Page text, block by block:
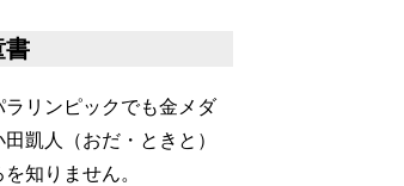
書
リンピックでも金メダ
凱人（おだ・ときと）
知りません。